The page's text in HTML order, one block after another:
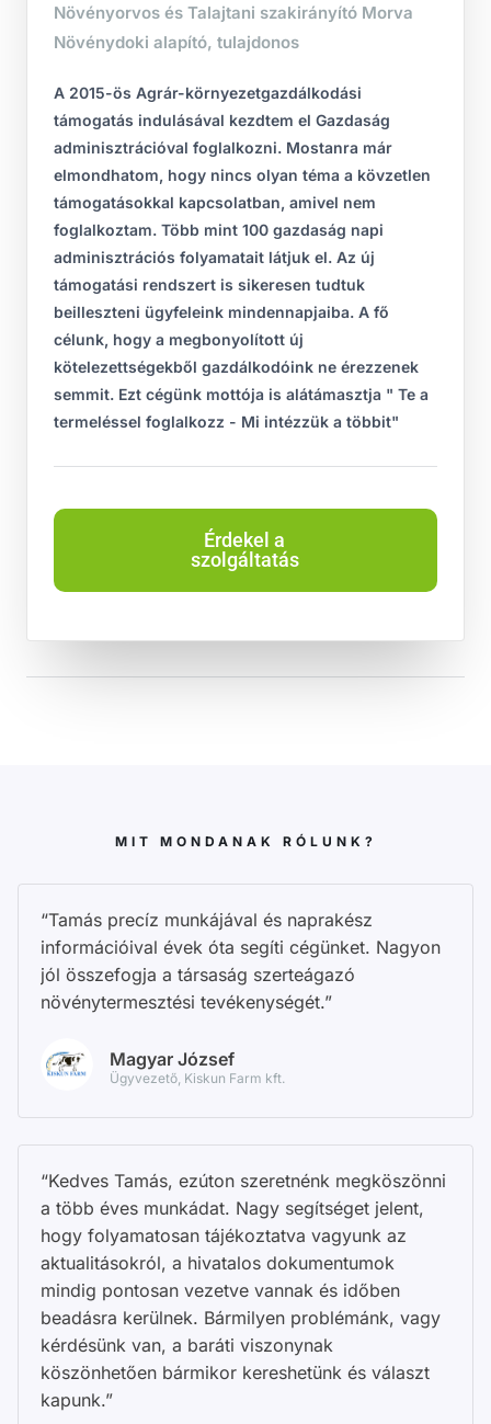
Növényorvos és Talajtani szakirányító Morva
Növénydoki alapító, tulajdonos
A 2015-ös Agrár-környezetgazdálkodási
támogatás indulásával kezdtem el Gazdaság
adminisztrációval foglalkozni. Mostanra már
elmondhatom, hogy nincs olyan téma a kövzetlen
támogatásokkal kapcsolatban, amivel nem
foglalkoztam. Több mint 100 gazdaság napi
adminisztrációs folyamatait látjuk el. Az új
támogatási rendszert is sikeresen tudtuk
beilleszteni ügyfeleink mindennapjaiba. A fő
célunk, hogy a megbonyolított új
kötelezettségekből gazdálkodóink ne érezzenek
semmit. Ezt cégünk mottója is alátámasztja " Te a
termeléssel foglalkozz - Mi intézzük a többit"
Érdekel a
szolgáltatás
MIT MONDANAK RÓLUNK?
“Tamás precíz munkájával és naprakész
információival évek óta segíti cégünket. Nagyon
jól összefogja a társaság szerteágazó
növénytermesztési tevékenységét.”
Magyar József
Ügyvezető, Kiskun Farm kft.
“Kedves Tamás, ezúton szeretnénk megköszönni
a több éves munkádat. Nagy segítséget jelent,
hogy folyamatosan tájékoztatva vagyunk az
aktualitásokról, a hivatalos dokumentumok
mindig pontosan vezetve vannak és időben
beadásra kerülnek. Bármilyen problémánk, vagy
kérdésünk van, a baráti viszonynak
köszönhetően bármikor kereshetünk és választ
kapunk.”